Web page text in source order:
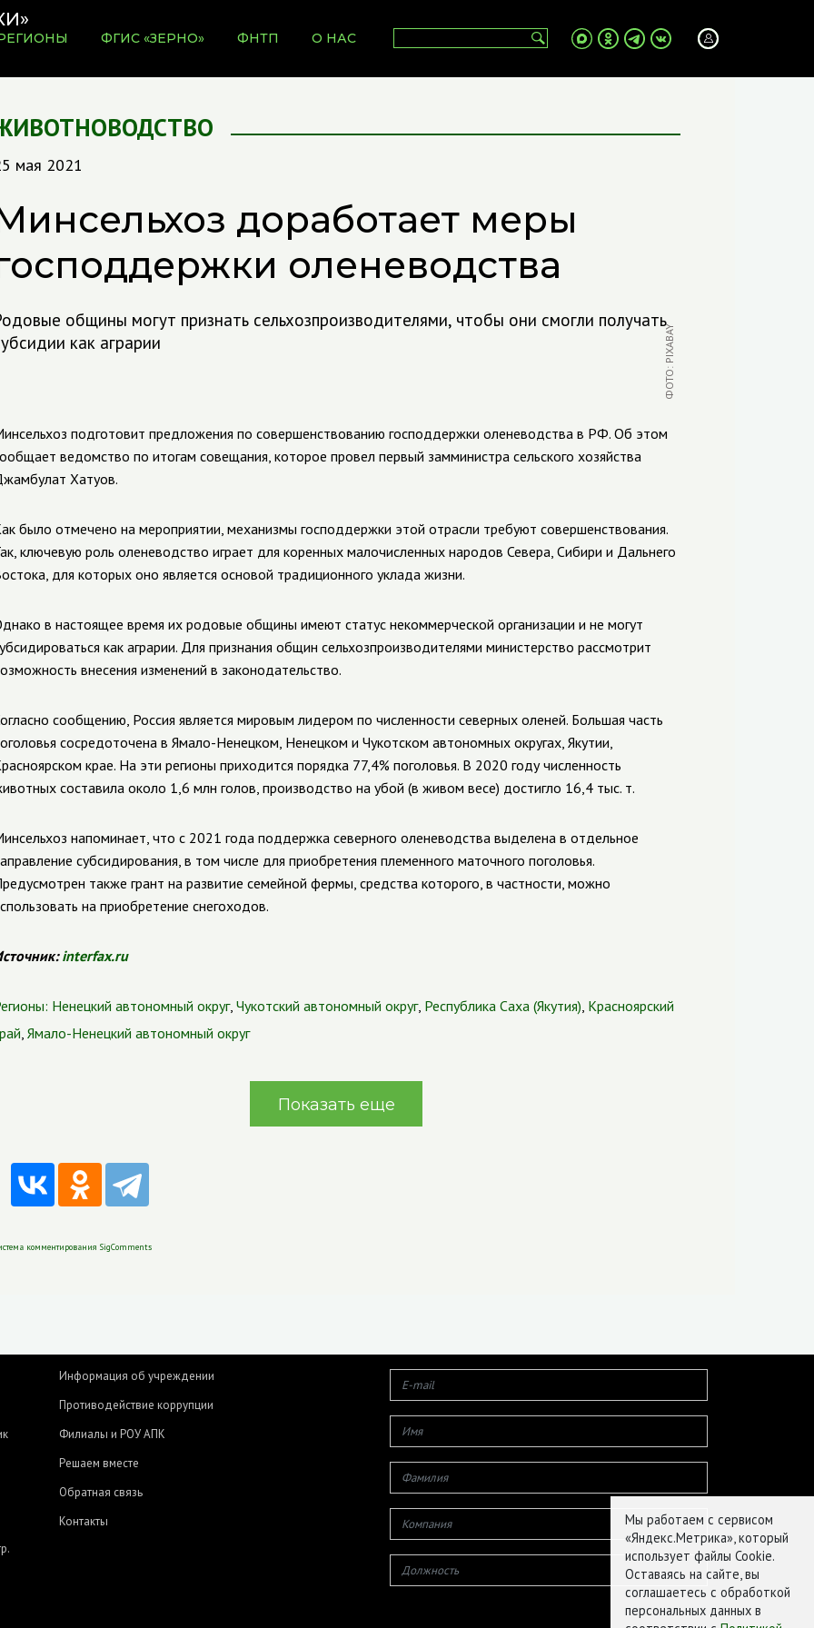
ФГИС «ЗЕРНО» ФНТП О НАС
мая 2021
доработает меры
оленеводства
общины могут признать сельхозпроизводителями, чтобы они смогли получать
как аграрии
ФОТО: PIXABAY
подготовит предложения по совершенствованию господдержки оленеводства в РФ. Об этом
ведомство по итогам совещания, которое провел первый замминистра сельского хозяйства
Хатуов.
было отмечено на мероприятии, механизмы господдержки этой отрасли требуют совершенствования.
ключевую роль оленеводство играет для коренных малочисленных народов Севера, Сибири и Дальнего
для которых оно является основой традиционного уклада жизни.
в настоящее время их родовые общины имеют статус некоммерческой организации и не могут
как аграрии. Для признания общин сельхозпроизводителями министерство рассмотрит
внесения изменений в законодательство.
сообщению, Россия является мировым лидером по численности северных оленей. Большая часть
сосредоточена в Ямало-Ненецком, Ненецком и Чукотском автономных округах, Якутии,
крае. На эти регионы приходится порядка 77,4% поголовья. В 2020 году численность
составила около 1,6 млн голов, производство на убой (в живом весе) достигло 16,4 тыс. т.
напоминает, что с 2021 года поддержка северного оленеводства выделена в отдельное
субсидирования, в том числе для приобретения племенного маточного поголовья.
также грант на развитие семейной фермы, средства которого, в частности, можно
на приобретение снегоходов.
interfax.ru
Ненецкий автономный округ, Чукотский автономный округ, Республика Саха (Якутия), Красноярский
, Ямало-Ненецкий автономный округ
Показать еще
комментирования SigComments
Информация об учреждении
Противодействие коррупции
Филиалы и РОУ АПК
Решаем вместе
Обратная связь
Контакты
Мы работаем с сервисом
«Яндекс.Метрика», который
использует файлы Cookie.
Оставаясь на сайте, вы
соглашаетесь с обработкой
персональных данных в